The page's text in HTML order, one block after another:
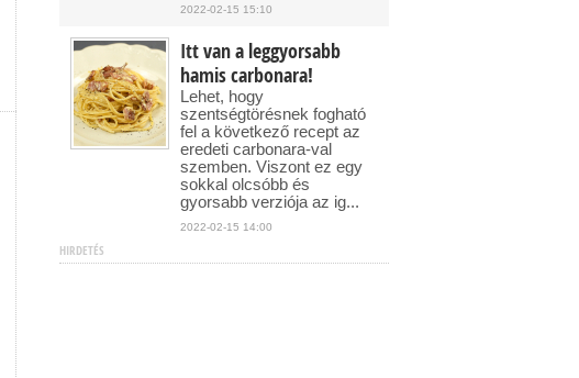
2022-02-15 15:10
Itt van a leggyorsabb
hamis carbonara!
Lehet, hogy
szentségtörésnek fogható
fel a következő recept az
eredeti carbonara-val
szemben. Viszont ez egy
sokkal olcsóbb és
gyorsabb verziója az ig...
2022-02-15 14:00
HIRDETÉS